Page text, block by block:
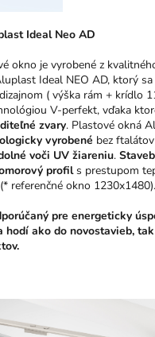
Ideal Neo AD
okno je vyrobené z
Ideal NEO AD, ktorý sa
( výška rám + krídlo
V-perfekt, vďaka
zvary. Plastové okná
vyrobené bez
voči UV žiareniu.
profils prestupom
referenčné okno 1230x1480).
pre energeticky
hodí ako do novostavieb,